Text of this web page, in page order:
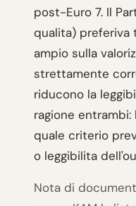
post-Euro 7. Il
qualita) preferiva
ampio sulla
strettamente
riducono la
ragione
quale criterio
o leggibilita
Nota di